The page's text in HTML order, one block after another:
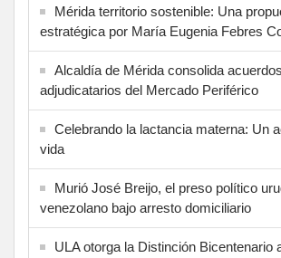
Mérida territorio sostenible: Una
estratégica por María Eugenia Febres
Alcaldía de Mérida consolida
adjudicatarios del Mercado Periférico
Celebrando la lactancia materna: Un
vida
Murió José Breijo, el preso político
venezolano bajo arresto domiciliario
ULA otorga la Distinción Bicentenario